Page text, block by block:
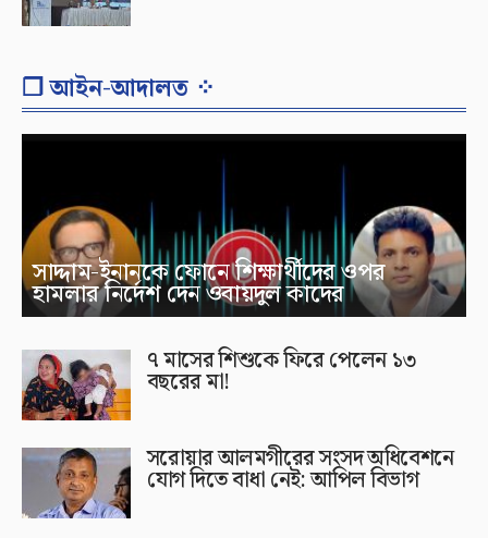
❐ আইন-আদালত ⁘
সাদ্দাম-ইনানকে ফোনে শিক্ষার্থীদের ওপর
হামলার নির্দেশ দেন ওবায়দুল কাদের
৭ মাসের শিশুকে ফিরে পেলেন ১৩
বছরের মা!
সরোয়ার আলমগীরের সংসদ অধিবেশনে
যোগ দিতে বাধা নেই: আপিল বিভাগ